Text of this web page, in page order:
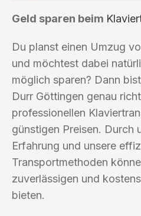
Geld sparen beim
Du planst einen Umzug
und möchtest dabei
möglich sparen? Dann
Durr Göttingen genau
professionellen
günstigen Preisen. Durch
Erfahrung und unsere
Transportmethoden
zuverlässigen und
bieten.